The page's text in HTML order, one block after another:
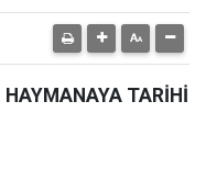
HAYMANAYA TARİHİ